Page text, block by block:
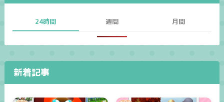
24時間 週間 月間
新着記事